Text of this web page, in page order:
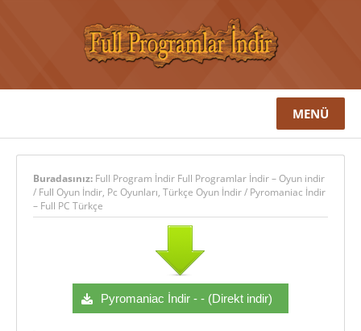
MENÜ
Buradasınız: Full Program İndir Full Programlar İndir – Oyun indir
/ Full Oyun İndir, Pc Oyunları, Türkçe Oyun İndir/ Pyromaniac İndir
– Full PC Türkçe
Pyromaniac İndir - - (Direkt indir)